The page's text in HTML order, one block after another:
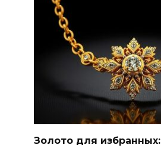
Золото для избранных: